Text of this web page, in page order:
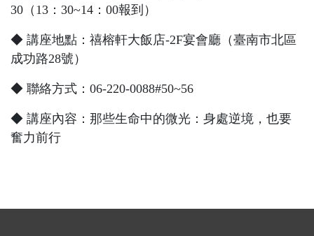
30 （ 13 ： 30~14 ： 00報到）
◆ 講座地點：禧榕軒大飯店-2F宴會廳（臺南市北區
成功路28號）
◆ 聯絡方式： 06-220-0088#50~56
◆ 講座內容：那些生命中的微光：身處逆境，也要
奮力前行